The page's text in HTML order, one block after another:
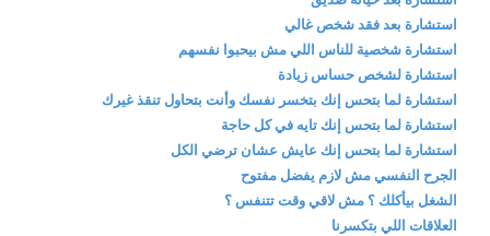
استشارة بعد فقد شخص غالي
استشارة شخصية للناس اللي مش بيحبوا نفسهم
استشارة لشخص حساس زيادة
استشارة لما بتحس إنك بتخسر نفسك وأنت بتحاول تنقذ غيرك
استشارة لما بتحس إنك تايه في كل حاجة
استشارة لما بتحس إنك عايش عشان ترضي الكل
الجرح النفسي مش لازم يفضل مفتوح
الشغل بيأكلك ؟ مش لاقي وقت تتنفس ؟
العلاقات اللي بتكسرنا